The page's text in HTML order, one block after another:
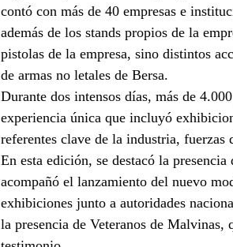
contó con más de 40 empresas e
además de los stands propios de la
pistolas de la empresa, sino distintos
de armas no letales de Bersa.
Durante dos intensos días, más de
experiencia única que incluyó
referentes clave de la industria,
En esta edición, se destacó la
acompañó el lanzamiento del nuevo
exhibiciones junto a autoridades
la presencia de Veteranos de